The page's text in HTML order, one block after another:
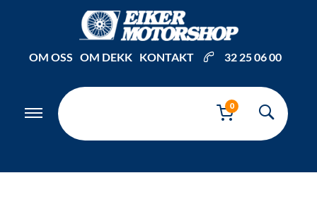
OM OSS OM DEKK KONTAKT 32 25 06 00
0